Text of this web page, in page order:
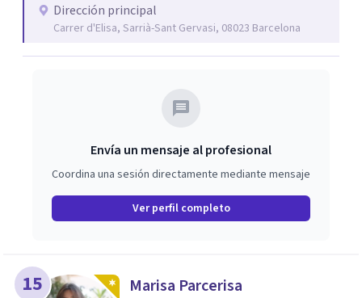
profesional.
Dirección principal
Carrer d'Elisa, Sarrià-Sant Gervasi, 08023 Barcelona
Envía un mensaje al profesional
Coordina una sesión directamente mediante mensaje
Ver perfil completo
15 Marisa Parcerisa